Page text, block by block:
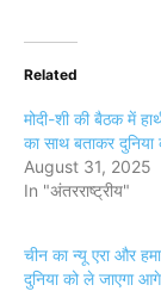
Related
मोदी-शी की बैठक में
का साथ बताकर दुनिया
August 31, 2025
In "अंतरराष्ट्रीय"
चीन का न्‍यू एरा और
दुनिया को ले जाएगा